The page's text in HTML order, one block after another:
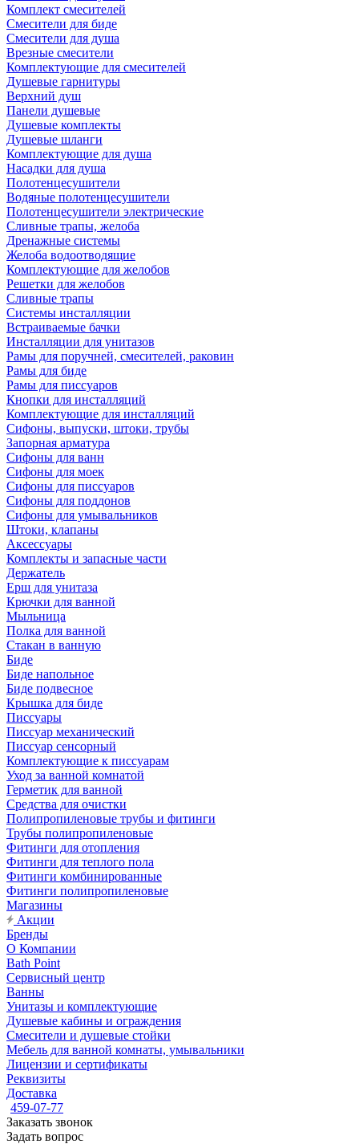
Комплект смесителей
Смесители для биде
Смесители для душа
Врезные смесители
Комплектующие для смесителей
Душевые гарнитуры
Верхний душ
Панели душевые
Душевые комплекты
Душевые шланги
Комплектующие для душа
Насадки для душа
Полотенцесушители
Водяные полотенцесушители
Полотенцесушители электрические
Сливные трапы, желоба
Дренажные системы
Желоба водоотводящие
Комплектующие для желобов
Решетки для желобов
Сливные трапы
Системы инсталляции
Встраиваемые бачки
Инсталляции для унитазов
Рамы для поручней, смесителей, раковин
Рамы для биде
Рамы для писсуаров
Кнопки для инсталляций
Комплектующие для инсталляций
Сифоны, выпуски, штоки, трубы
Запорная арматура
Сифоны для ванн
Сифоны для моек
Сифоны для писсуаров
Сифоны для поддонов
Сифоны для умывальников
Штоки, клапаны
Аксессуары
Комплекты и запасные части
Держатель
Ерш для унитаза
Крючки для ванной
Мыльница
Полка для ванной
Стакан в ванную
Биде
Биде напольное
Биде подвесное
Крышка для биде
Писсуары
Писсуар механический
Писсуар сенсорный
Комплектующие к писсуарам
Уход за ванной комнатой
Герметик для ванной
Средства для очистки
Полипропиленовые трубы и фитинги
Трубы полипропиленовые
Фитинги для отопления
Фитинги для теплого пола
Фитинги комбинированные
Фитинги полипропиленовые
Магазины
Акции
Бренды
О Компании
Bath Point
Сервисный центр
Ванны
Унитазы и комплектующие
Душевые кабины и ограждения
Смесители и душевые стойки
Мебель для ванной комнаты, умывальники
Лицензии и сертификаты
Реквизиты
Доставка
459-07-77
Заказать звонок
Задать вопрос